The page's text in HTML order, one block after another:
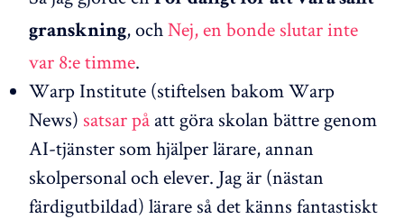
granskning, ochNej, en bonde slutar inte
var 8:e timme.
Warp Institute (stiftelsen bakom Warp
News) satsar på att göra skolan bättre genom
AI-tjänster som hjälper lärare, annan
skolpersonal och elever. Jag är (nästan
färdigutbildad) lärare så det känns fantastiskt